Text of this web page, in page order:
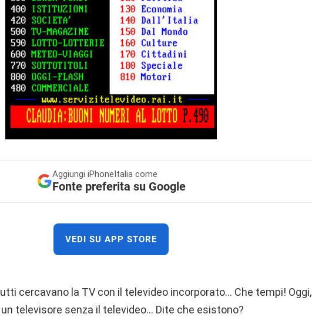
Aggiungi iPhoneItalia come
Fonte preferita su Google
VEDI SU APP STORE
cercavano la TV con il televideo incorporato… Che tempi! Oggi,
televisore senza il televideo… Dite che esistono?